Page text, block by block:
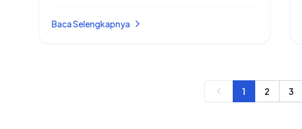
Baca Selengkapnya
1 2 3